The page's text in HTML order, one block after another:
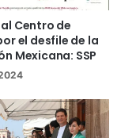
Centro de
el desfile de la
Mexicana: SSP